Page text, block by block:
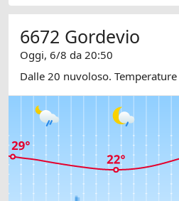
6672 Gordevio
Oggi, 6/8 da 20:50
Dalle 20 nuvoloso.